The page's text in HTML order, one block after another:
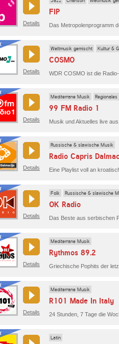
Details
FIP
Details
Weltmusik gemischt Kultur &
COSMO
Details
Mediterrane Musik Regionales
99 FM Radio 1
Musik und Aktuelles live
Details
Russische & slawische Musik
Radio Capris
Eine Playlist voll an
Details
Folk Russische & slawische
OK Radio
Details
Mediterrane Musik
Rythmos 89.2
Details
Mediterrane Musik
R101 Made In Italy
24 Stunden, 7 Tage die
Latin